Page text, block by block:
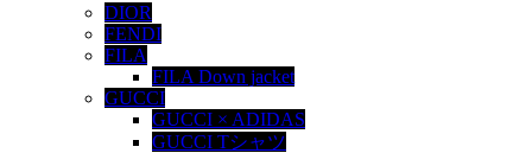
DIOR
FENDI
FILA
FILA Down jacket
GUCCI
GUCCI × ADIDAS
GUCCI Tシャツ